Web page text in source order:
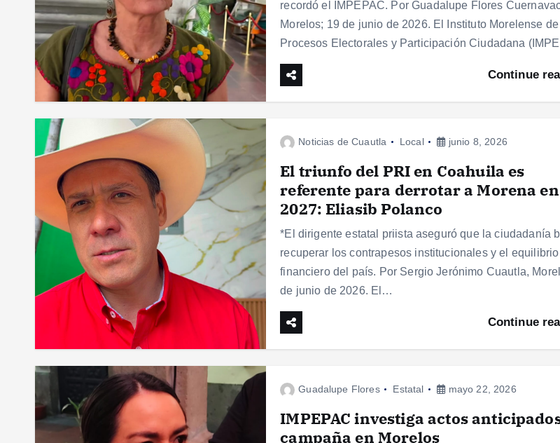
recordó el IMPEPAC. Por Guadalupe Flores
Morelos; 19 de junio de 2026. El Instituto Morelense de
Procesos Electorales y Participación Ciudadana
Continue
Noticias de Cuautla Local junio 8, 2026
El triunfo del PRI en Coahuila es
referente para derrotar a Morena en
2027: Eliasib Polanco
*El dirigente estatal priista aseguró que la ciudadanía
recuperar los contrapesos institucionales y el equilibrio
financiero del país. Por Sergio Jerónimo Cuautla,
de junio de 2026. El…
Continue
Guadalupe Flores Estatal mayo 22, 2026
IMPEPAC investiga actos
campaña en Morelos